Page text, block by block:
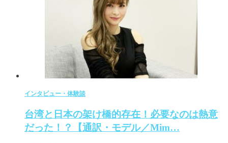
インタビュー・体験談
台湾と日本の架け橋的存在！必要なのは熱意
だった！？【通訳・モデル／Mim…